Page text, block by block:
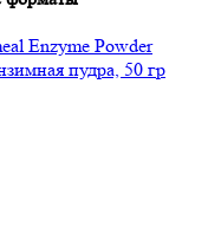
Enzyme Powder
пудра, 50 гр